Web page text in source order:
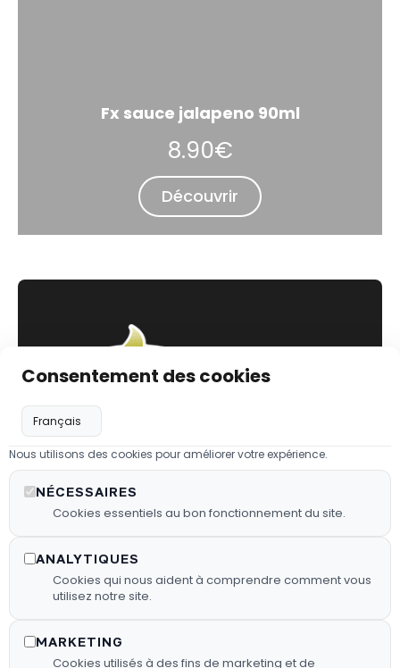
Fx sauce jalapeno 90ml
8.90€
Découvrir
Les
Barbecues
barbecues
Les granulés
FX HOT
Politique de
Mentions
légales
Flux RSS
03 44 64 56
yann@fyg-
Consentement des cookies
Nous utilisons des cookies pour améliorer votre expérience.
NÉCESSAIRES
Cookies essentiels au bon fonctionnement du site.
ANALYTIQUES
Cookies qui nous aident à comprendre comment vous
utilisez notre site.
MARKETING
Cookies utilisés à des fins de marketing et de